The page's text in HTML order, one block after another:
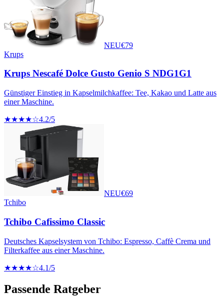
NEU€79
Krups
Krups Nescafé Dolce Gusto Genio S NDG1G1
Günstiger Einstieg in Kapselmilchkaffee: Tee, Kakao und Latte aus
einer Maschine.
★★★★☆4.2/5
NEU€69
Tchibo
Tchibo Cafissimo Classic
Deutsches Kapselsystem von Tchibo: Espresso, Caffè Crema und
Filterkaffee aus einer Maschine.
★★★★☆4.1/5
Passende Ratgeber